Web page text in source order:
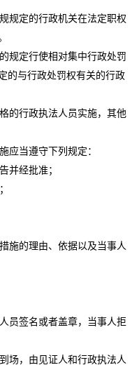
定的行政机关在法定职权
规定行使相对集中行政处罚
的与行政处罚权有关的行政
的行政执法人员实施，其他
当遵守下列规定：
并经批准；
施的理由、依据以及当事人
员签名或者盖章，当事人拒
场，由见证人和行政执法人